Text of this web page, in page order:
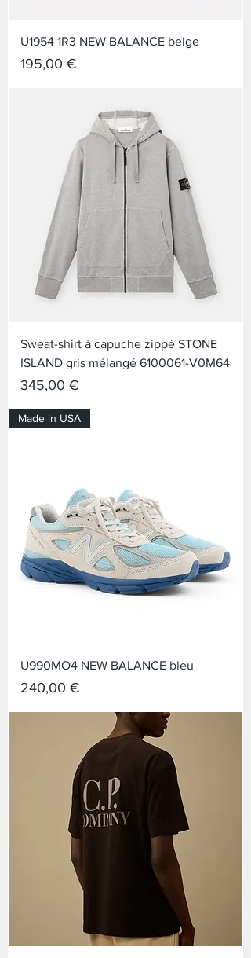
U1954 1R3 NEW BALANCE beige
Prix
195,00 €
Sweat-shirt à capuche zippé STONE
ISLAND gris mélangé 6100061-V0M64
Prix
345,00 €
Made in USA
U990MO4 NEW BALANCE bleu
Prix
240,00 €